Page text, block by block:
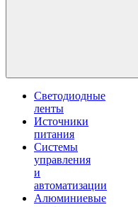
Светодиодные
ленты
Источники
питания
Системы
управления
и
автоматизации
Алюминиевые